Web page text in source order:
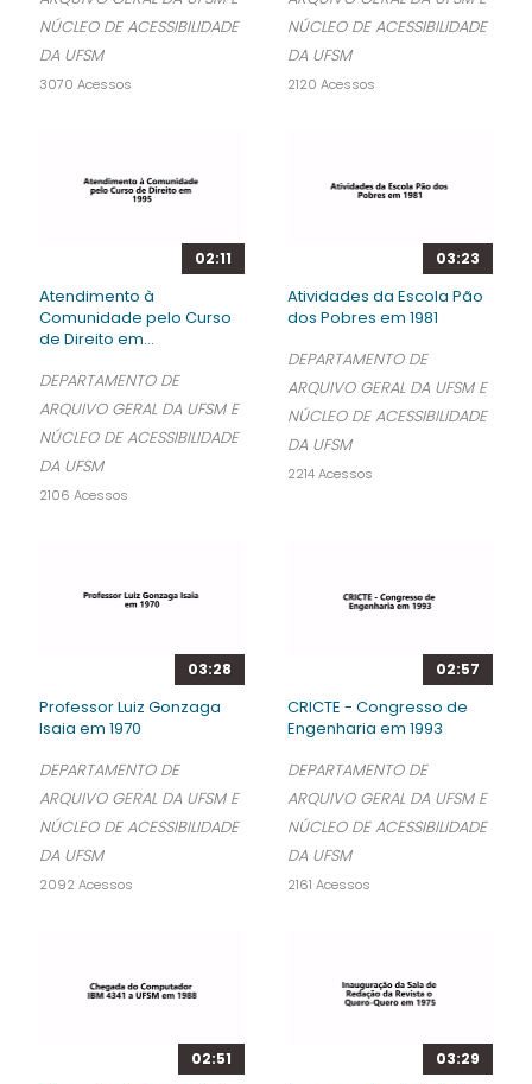
NÚCLEO DE ACESSIBILIDADE
DA UFSM
3070 Acessos
NÚCLEO DE ACESSIBILIDADE
DA UFSM
2120 Acessos
02:11
Atendimento à
Comunidade pelo Curso
de Direito em...
DEPARTAMENTO DE
ARQUIVO GERAL DA UFSM E
NÚCLEO DE ACESSIBILIDADE
DA UFSM
2106 Acessos
03:23
Atividades da Escola Pão
dos Pobres em 1981
DEPARTAMENTO DE
ARQUIVO GERAL DA UFSM E
NÚCLEO DE ACESSIBILIDADE
DA UFSM
2214 Acessos
03:28
Professor Luiz Gonzaga
Isaia em 1970
DEPARTAMENTO DE
ARQUIVO GERAL DA UFSM E
NÚCLEO DE ACESSIBILIDADE
DA UFSM
2092 Acessos
02:57
CRICTE - Congresso de
Engenharia em 1993
DEPARTAMENTO DE
ARQUIVO GERAL DA UFSM E
NÚCLEO DE ACESSIBILIDADE
DA UFSM
2161 Acessos
02:51 03:29